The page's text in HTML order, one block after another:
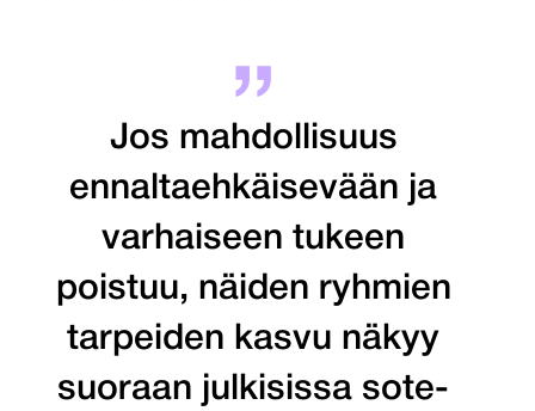
Jos mahdollisuus
ennaltaehkäisevään ja
varhaiseen tukeen
poistuu, näiden ryhmien
tarpeiden kasvu näkyy
suoraan julkisissa sote-